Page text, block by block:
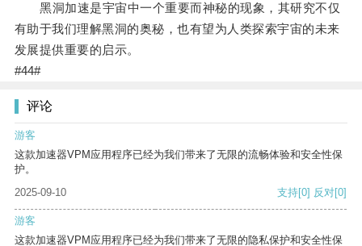
黑洞加速是宇宙中一个重要而神秘的现象，其研究不仅
有助于我们理解黑洞的奥秘，也有望为人类探索宇宙的未来
发展提供重要的启示。
#44#
评论
游客
这款加速器VPM应用程序已经为我们带来了无限的流畅体验和安全性保
护。
2025-09-10
支持[0] 反对[0]
游客
这款加速器VPM应用程序已经为我们带来了无限的隐私保护和安全性保